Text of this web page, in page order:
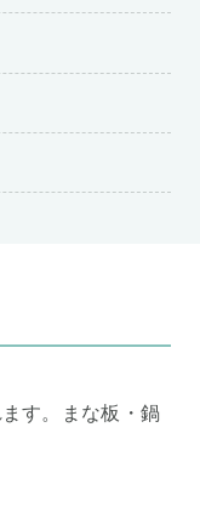
す。まな板・鍋